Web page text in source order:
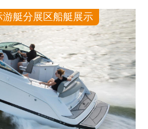
艇分展区船艇展示